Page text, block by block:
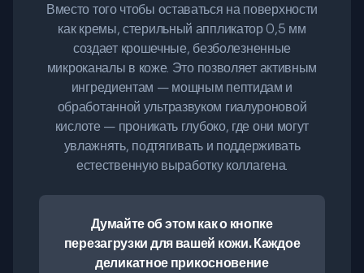
Вместо того чтобы оставаться на поверхности
как кремы, стерильный аппликатор 0,5 мм
создает крошечные, безболезненные
микроканалы в коже. Это позволяет активным
ингредиентам — мощным пептидам и
обработанной ультразвуком гиалуроновой
кислоте — проникать глубоко, где они могут
увлажнять, подтягивать и поддерживать
естественную выработку коллагена.
Думайте об этом как о кнопке
перезагрузки для вашей кожи. Каждое
деликатное прикосновение